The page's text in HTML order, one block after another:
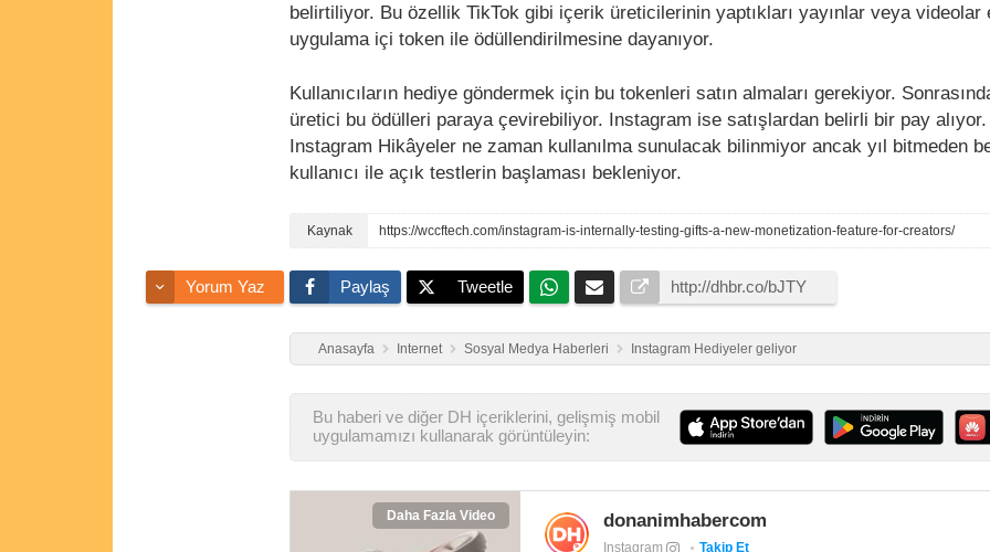
belirtiliyor. Bu özellik TikTok gibi içerik üreticilerinin yaptıkları yayınlar veya videolar
uygulama içi token ile ödüllendirilmesine dayanıyor.
Kullanıcıların hediye göndermek için bu tokenleri satın almaları gerekiyor.
üretici bu ödülleri paraya çevirebiliyor. Instagram ise satışlardan belirli bir pay
Instagram Hikâyeler ne zaman kullanılma sunulacak bilinmiyor ancak yıl bitmeden
kullanıcı ile açık testlerin başlaması bekleniyor.
https://wccftech.com/instagram-is-internally-testing-gifts-a-new-monetization-feature-for-creators/
Yorum Yaz Paylaş Tweetle
Anasayfa Internet Sosyal Medya Haberleri Instagram Hediyeler geliyor
Bu haberi ve diğer DH içeriklerini, gelişmiş mobil
uygulamamızı kullanarak görüntüleyin:
Daha Fazla Video donanimhabercom
Instagram Takip Et